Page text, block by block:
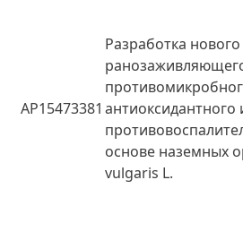
AP15473381
Разработка нового
антиоксидантного
основе наземных
vulgaris L.